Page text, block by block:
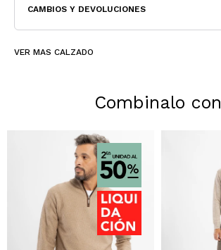
CAMBIOS Y DEVOLUCIONES
VER MAS CALZADO
Combinalo con